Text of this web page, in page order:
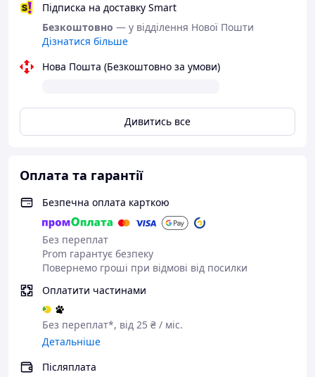
Підписка на доставку Smart
Безкоштовно — у відділення Нової Пошти
Дізнатися більше
Нова Пошта (Безкоштовно за умови)
Дивитись все
Оплата та гарантії
Безпечна оплата карткою
Без переплат
Prom гарантує безпеку
Повернемо гроші при відмові від посилки
Оплатити частинами
Без переплат*, від 25 ₴ / міс.
Детальніше
Післяплата